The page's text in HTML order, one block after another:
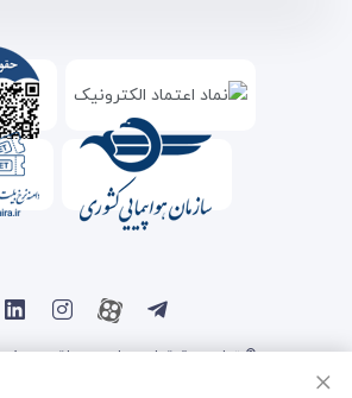
© تمامی حقوق این سایت متعلق به سفر 366 می باشد.